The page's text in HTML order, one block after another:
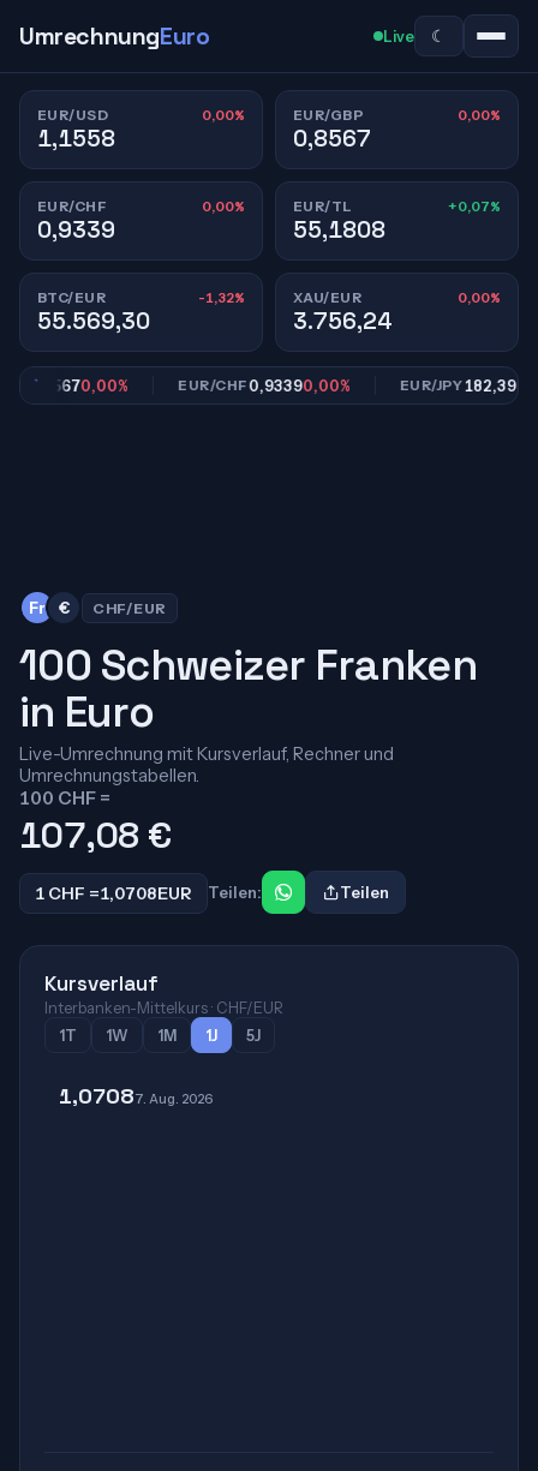
UmrechnungEuro Live ☾
EUR/USD 0,00%
1,1558
EUR/GBP 0,00%
0,8567
EUR/CHF 0,00%
0,9339
EUR/TL +0,07%
55,1808
BTC/EUR -1,32%
55.569,30
XAU/EUR 0,00%
3.756,24
0,85670,00% EUR/CHF0,93390,00% EUR/JPY182,39
Fr € CHF/EUR
100 Schweizer Franken
in Euro
Live-Umrechnung mit Kursverlauf, Rechner und
Umrechnungstabellen.
100 CHF =
107,08 €
1 CHF =1,0708EUR Teilen: Teilen
Kursverlauf
Interbanken-Mittelkurs · CHF/EUR
1T
1W 1M 1J 5J
1,07087. Aug. 2026